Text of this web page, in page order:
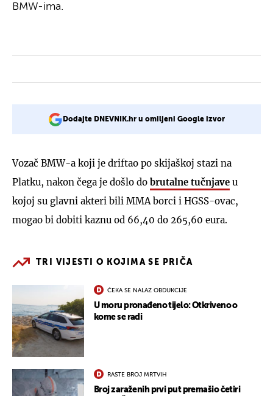
BMW-ima.
Dodajte DNEVNIK.hr u omiljeni Google izvor
Vozač BMW-a koji je driftao po skijaškoj stazi na
Platku, nakon čega je došlo do brutalne tučnjave u
kojoj su glavni akteri bili MMA borci i HGSS-ovac,
mogao bi dobiti kaznu od 66,40 do 265,60 eura.
TRI VIJESTI O KOJIMA SE PRIČA
ČEKA SE NALAZ OBDUKCIJE
U moru pronađeno tijelo: Otkriveno o
kome se radi
RASTE BROJ MRTVIH
Broj zaraženih prvi put premašio četiri